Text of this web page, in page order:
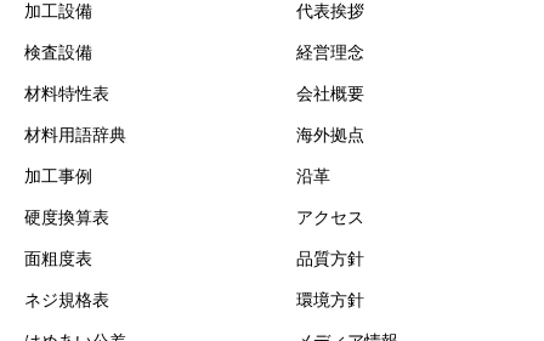
加工設備
検査設備
材料特性表
材料用語辞典
加工事例
硬度換算表
面粗度表
ネジ規格表
代表挨拶
経営理念
会社概要
海外拠点
沿革
アクセス
品質方針
環境方針